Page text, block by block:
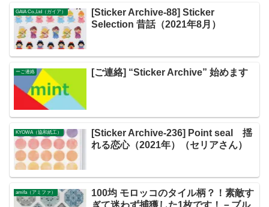
GAIA Co.,Ltd（ガイア）
[Sticker Archive-88] Sticker
Selection 昔話（2021年8月）
ーご連絡 [ご連絡] “Sticker Archive” 始めます
KYOWA（協和紙工）
[Sticker Archive-236] Point seal 揺
れる恋心（2021年）（セリアさん）
amifa（アミファ）
100均 モロッコのタイル柄？！素敵す
ぎて迷わず捕獲した1枚です！－ブル